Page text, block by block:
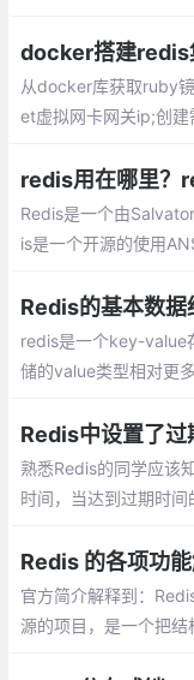
给每一个用户在服务器
docker搭建redis
从docker库获取ruby
et虚拟网卡网关ip;创
redis用在哪里？
Redis是一个由
is是一个开源的使用
言的API。
Redis的基本数据
redis是一个key-value
储的value类型相对更
熟悉Redis的同学应该
时间，当达到过期时
官方简介解释到：
源的项目，是一个把